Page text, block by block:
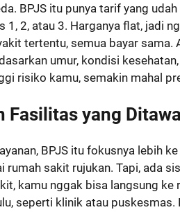
BPJS itu punya tarif yang
1, 2, atau 3. Harganya flat, jadi
tertentu, semua bayar sama.
umur, kondisi
risiko kamu, semakin mahal
Fasilitas yang
BPJS itu fokusnya lebih
rumah sakit rujukan. Tapi, ada
kamu nggak bisa langsung
seperti klinik atau puskesmas.